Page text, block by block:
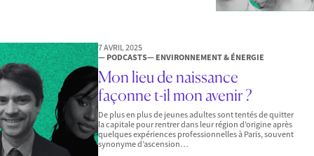
7 AVRIL 2025
— PODCASTS— ENVIRONNEMENT & ÉNERGIE
Mon lieu de naissance
façonne t-il mon avenir ?
De plus en plus de jeunes adultes sont tentés de quitter
la capitale pour rentrer dans leur région d’origine après
quelques expériences professionnelles à Paris, souvent
synonyme d’ascension…